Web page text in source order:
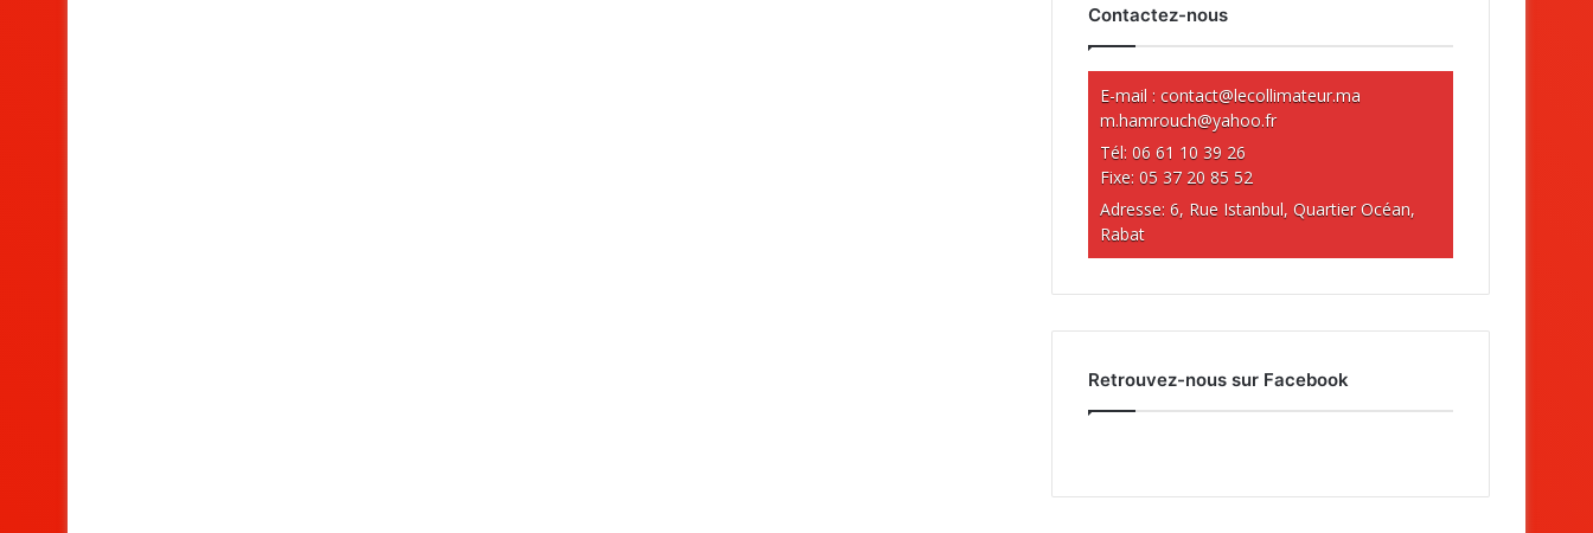
Contactez-nous
E-mail :contact@lecollimateur.ma
m.hamrouch@yahoo.fr
Tél: 06 61 10 39 26
Fixe: 05 37 20 85 52
Adresse: 6, Rue Istanbul, Quartier Océan,
Rabat
Retrouvez-nous sur Facebook